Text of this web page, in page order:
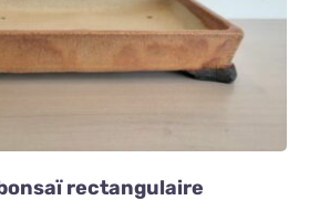
AU PANIER
/
rectangulaire